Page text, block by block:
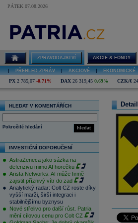
PÁTEK 07.08.2026
ZPRAVODAJSTVÍ AKCIE & FONDY
PŘEHLED ZPRÁV AKCIOVÉ EKONOMICKÉ
PX 2 785,07 -0,71% DAX 26 319,45 0,69% CZK/€
HLEDAT V KOMENTÁŘÍCH
hledat
Pokročilé hledání
INVESTIČNÍ DOPORUČENÍ
AstraZeneca jako sázka na
defenzivu mimo AI horečku
Arista Networks: AI může firmě
zajistit příznivý vítr do zad
Analytický radar: Colt CZ roste díky
vyšší marži, širší integraci i
stabilnějšímu byznysu
Nové střelivo pro další růst. Patria
mění cílovou cenu pro Colt CZ